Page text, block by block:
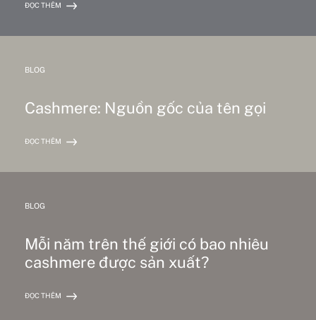
ĐỌC THÊM
BLOG
Cashmere: Nguồn gốc của tên gọi
ĐỌC THÊM
BLOG
Mỗi năm trên thế giới có bao nhiêu
cashmere được sản xuất?
ĐỌC THÊM